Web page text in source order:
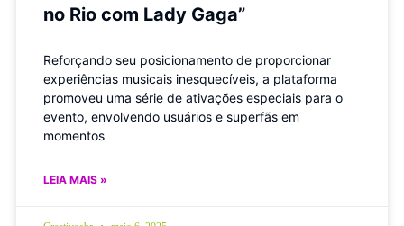
no Rio com Lady Gaga”
Reforçando seu posicionamento de proporcionar
experiências musicais inesquecíveis, a plataforma
promoveu uma série de ativações especiais para o
evento, envolvendo usuários e superfãs em
momentos
LEIA MAIS »